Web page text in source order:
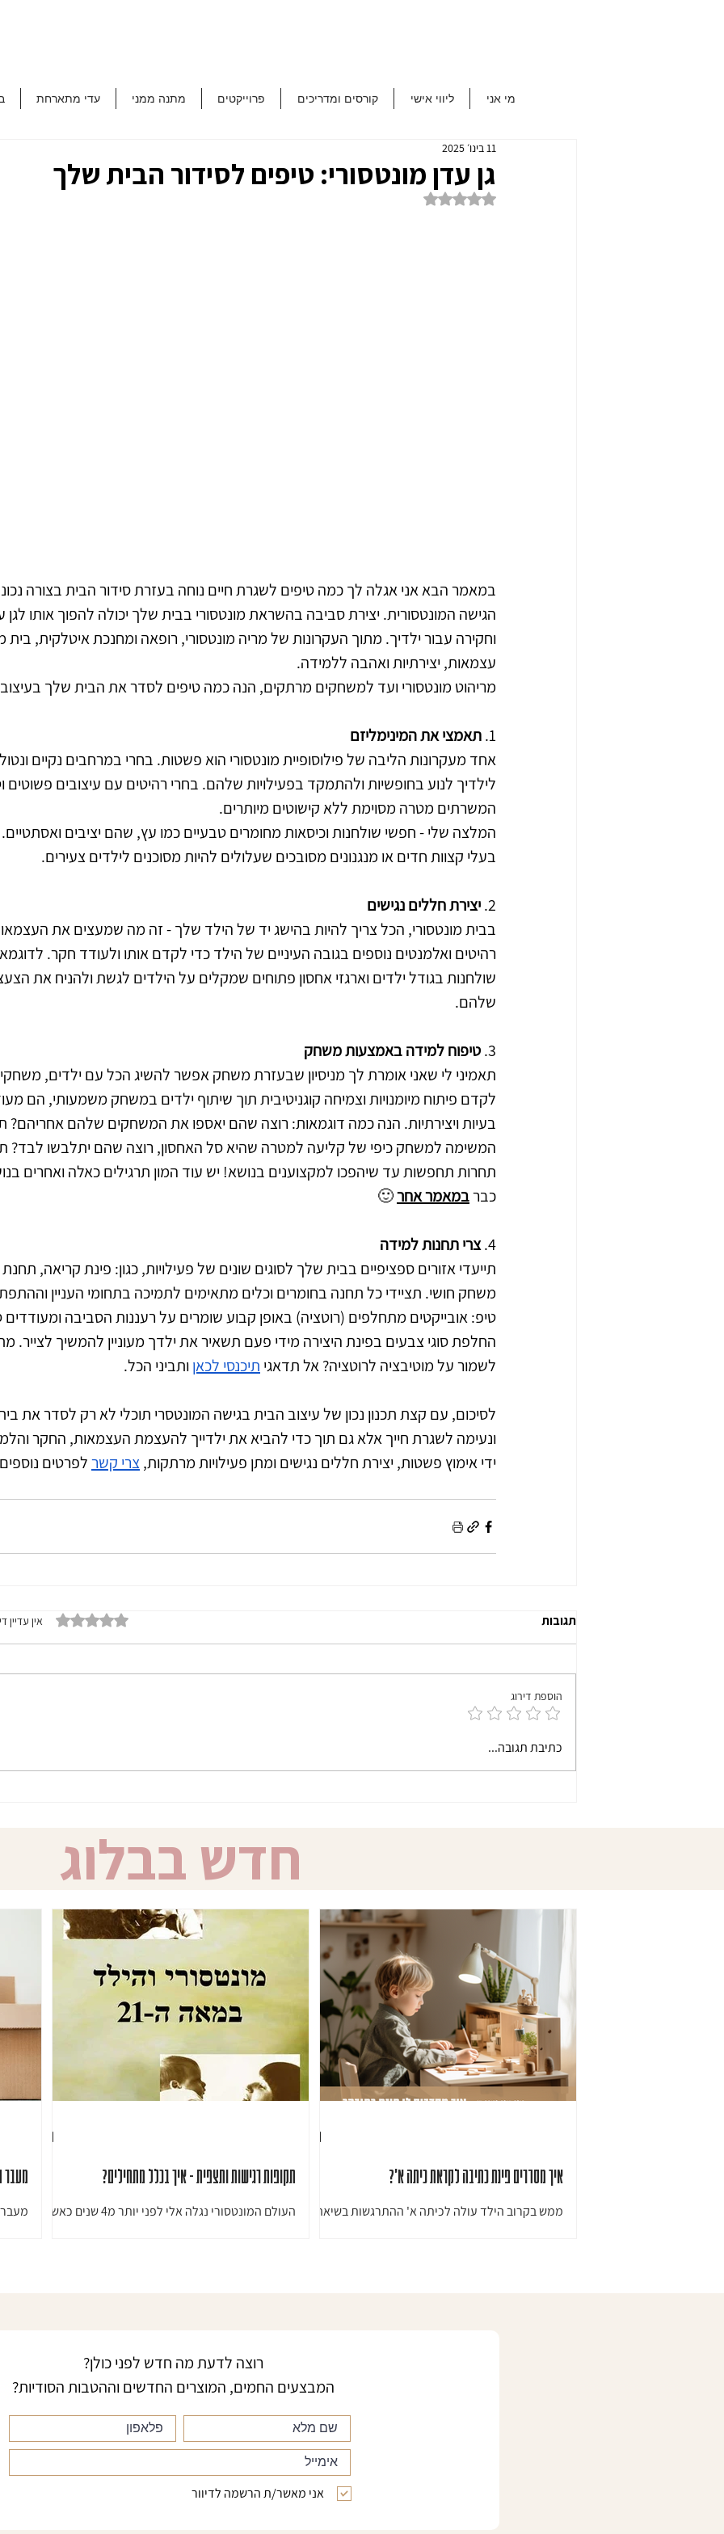
מי אני ליווי אישי קורסים ומדריכים פרוייקטים מתנה ממני עדי מתארחת
גן עדן מונטסורי: טיפים לסידור הבית שלך
11 בינו׳ 2025
דירוג של NaN מתוך 5 כוכבים
במאמר הבא אני אגלה לך כמה טיפים לשגרת חיים נוחה בעזרת סידור הבית בצורה
הגישה המונטסורית. יצירת סביבה בהשראת מונטסורי בבית שלך יכולה להפוך אותו
וחקירה עבור ילדיך. מתוך העקרונות של מריה מונטסורי, רופאה ומחנכת איטלקית, בית
עצמאות, יצירתיות ואהבה ללמידה.
מריהוט מונטסורי ועד למשחקים מרתקים, הנה כמה טיפים לסדר את הבית שלך בעיצוב
1. תאמצי את המינימליזם
אחד מעקרונות הליבה של פילוסופיית מונטסורי הוא פשטות. בחרי במרחבים נקיים
לילדיך לנוע בחופשיות ולהתמקד בפעילויות שלהם. בחרי רהיטים עם עיצובים פשוטים
המשרתים מטרה מסוימת ללא קישוטים מיותרים.
המלצה שלי - חפשי שולחנות וכיסאות מחומרים טבעיים כמו עץ, שהם יציבים
בעלי קצוות חדים או מנגנונים מסובכים שעלולים להיות מסוכנים לילדים צעירים.
2. יצירת חללים נגישים
בבית מונטסורי, הכל צריך להיות בהישג יד של הילד שלך - זה מה שמעצים את
רהיטים ואלמנטים נוספים בגובה העיניים של הילד כדי לקדם אותו ולעודד חקר.
שולחנות בגודל ילדים וארגזי אחסון פתוחים שמקלים על הילדים לגשת ולהניח את
שלהם.
3. טיפוח למידה באמצעות משחק
תאמיני לי שאני אומרת לך מניסיון שבעזרת משחק אפשר להשיג הכל עם ילדים, משחקי
לקדם פיתוח מיומנויות וצמיחה קוגניטיבית תוך שיתוף ילדים במשחק משמעותי, הם
בעיות ויצירתיות. הנה כמה דוגמאות: רוצה שהם יאספו את המשחקים שלהם אחריהם?
המשימה למשחק כיפי של קליעה למטרה שהיא סל האחסון, רוצה שהם יתלבשו לבד?
תחרות תחפשות עד שיהפכו למקצוענים בנושא! יש עוד המון תרגילים כאלה ואחרים
כבר במאמר אחר 🙂
4. צרי תחנות למידה
תייעדי אזורים ספציפיים בבית שלך לסוגים שונים של פעילויות, כגון: פינת קריאה, תחנת
משחק חושי. תציידי כל תחנה בחומרים וכלים מתאימים לתמיכה בתחומי העניין
טיפ: אובייקטים מתחלפים (רוטציה) באופן קבוע שומרים על רעננות הסביבה
החלפת סוגי צבעים בפינת היצירה מידי פעם תשאיר את ילדך מעוניין להמשיך לצייר.
לשמור על מוטיבציה לרוטציה? אל תדאגי תיכנסי לכאן ותביני הכל.
לסיכום, עם קצת תכנון נכון של עיצוב הבית בגישה המונטסרי תוכלי לא רק לסדר את
ונעימה לשגרת חייך אלא גם תוך כדי להביא את ילדייך להעצמת העצמאות, החקר
ידי אימוץ פשטות, יצירת חללים נגישים ומתן פעילויות מרתקות, צרי קשר לפרטים
תגובות דירוג של 0 מתוך 5 כוכבים אין עדיין
הוספת דירוג
כתיבת תגובה...
חדש בבלוג
איך מסדרים פינת כתיבה לקראת כיתה א'?
ממש בקרוב הילד עולה לכיתה א' ההתרגשות בשיאה,
תקופות רגישות ותצפית - איך בכלל מתחילים?
העולם המונטסורי נגלה אלי לפני יותר מ4 שנים כאשר
מעבר
מעבר
רוצה לדעת מה חדש לפני כולן?
המבצעים החמים, המוצרים החדשים וההטבות הסודיות?
אני מאשר/ת הרשמה לדיוור